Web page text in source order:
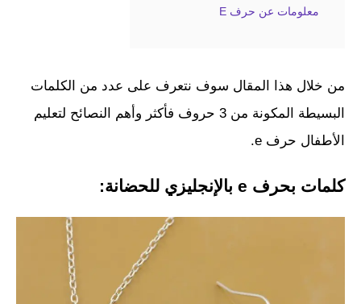
معلومات عن حرف E
من خلال هذا المقال سوف نتعرف على عدد من الكلمات
البسيطة المكونة من 3 حروف فأكثر وأهم النصائح لتعليم
الأطفال حرف e.
كلمات بحرف e بالإنجليزي للحضانة: